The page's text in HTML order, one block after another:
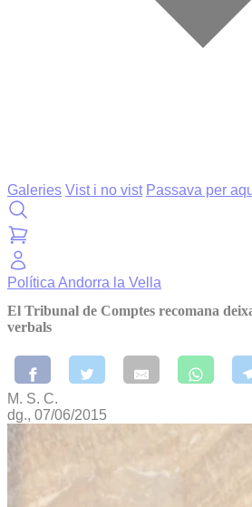
Galeries Vist i no vist Passava per
Política Andorra la Vella
El Tribunal de Comptes recomana
verbals
M. S. C.
dg., 07/06/2015